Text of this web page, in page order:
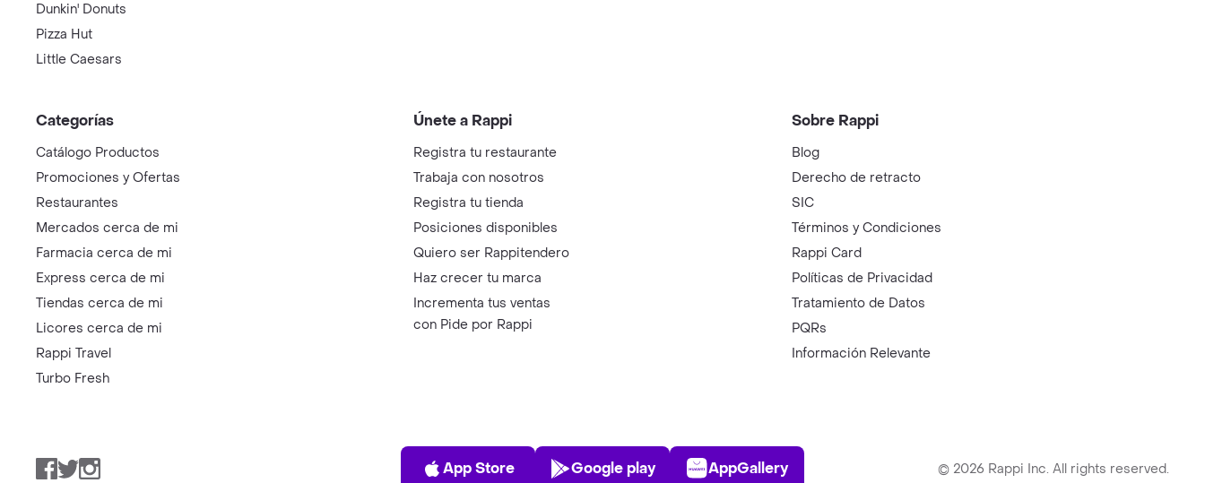
Dunkin' Donuts
Pizza Hut
Little Caesars
Categorías
Catálogo Productos
Promociones y Ofertas
Restaurantes
Mercados cerca de mi
Farmacia cerca de mi
Express cerca de mi
Tiendas cerca de mi
Licores cerca de mi
Rappi Travel
Turbo Fresh
Únete a Rappi
Registra tu restaurante
Trabaja con nosotros
Registra tu tienda
Posiciones disponibles
Quiero ser Rappitendero
Haz crecer tu marca
Incrementa tus ventas
con Pide por Rappi
Sobre Rappi
Blog
Derecho de retracto
SIC
Términos y Condiciones
Rappi Card
Políticas de Privacidad
Tratamiento de Datos
PQRs
Información Relevante
Facebook
TwitterInstagram
App Store
App Store
Play Store
Google play
AppGallery
AppGallery © 2026 Rappi Inc. All rights reserved.